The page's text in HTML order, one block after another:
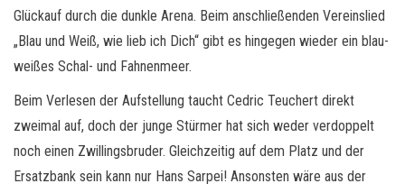
Glückauf durch die dunkle Arena. Beim anschließenden Vereinslied
„Blau und Weiß, wie lieb ich Dich“ gibt es hingegen wieder ein blau-
weißes Schal- und Fahnenmeer.
Beim Verlesen der Aufstellung taucht Cedric Teuchert direkt
zweimal auf, doch der junge Stürmer hat sich weder verdoppelt
noch einen Zwillingsbruder. Gleichzeitig auf dem Platz und der
Ersatzbank sein kann nur Hans Sarpei! Ansonsten wäre aus der